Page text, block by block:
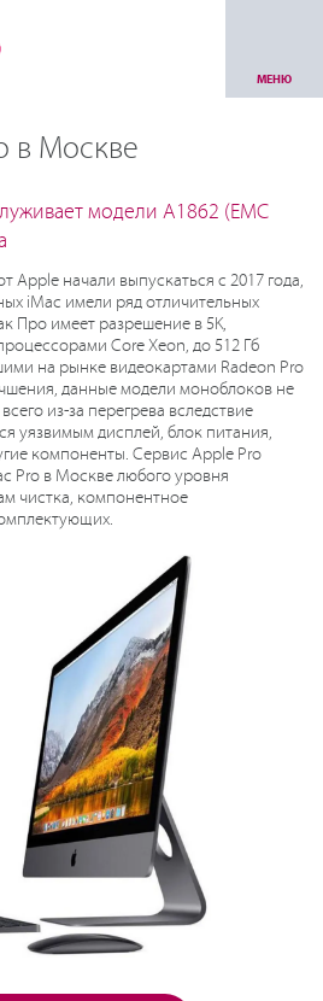
МЕНЮ
в Москве
модели A1862 (EMC
Apple начали выпускаться с 2017 года,
iMac имели ряд отличительных
Про имеет разрешение в 5K,
Core Xeon, до 512 Гб
на рынке видеокартами Radeon Pro
данные модели моноблоков не
из-за перегрева вследствие
уязвимым дисплей, блок питания,
компоненты. Сервис Apple Pro
Pro в Москве любого уровня
чистка, компонентное